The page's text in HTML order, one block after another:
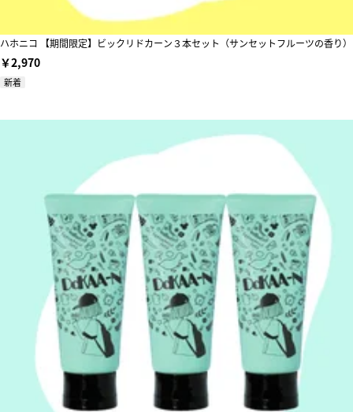
ハホニコ 【期間限定】ビックリドカーン３本セット（サンセットフルーツの香り）
￥2,970
新着